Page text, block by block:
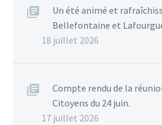
Un été animé et
Bellefontaine et
18 juillet 2026
Compte rendu de la
Citoyens du 24 juin.
17 juillet 2026